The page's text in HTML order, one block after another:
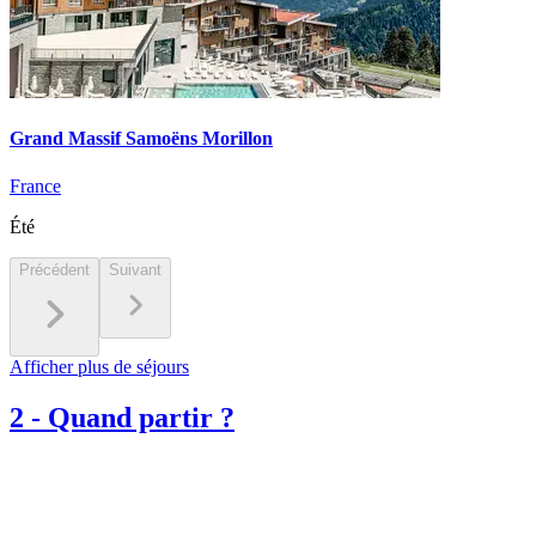
Grand Massif Samoëns Morillon
France
Été
Précédent Suivant
Afficher plus de séjours
2 - Quand partir ?